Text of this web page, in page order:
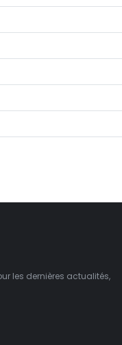
les dernières actualités,